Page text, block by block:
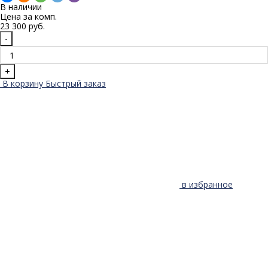
В наличии
Цена за комп.
23 300 руб.
-
+
В корзину Быстрый заказ
в избранное